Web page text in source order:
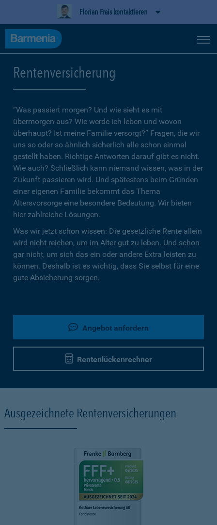
Florian Frais kontaktieren
Rentenversicherung
”Was passiert morgen? Und wie sieht es mit
übermorgen aus? Wie werde ich leben und wovon
überhaupt? Ist meine Familie versorgt?” Fragen, die wir
uns so oder so ähnlich sicherlich alle schon einmal
gestellt haben. Richtige Antworten darauf gibt es nicht.
Wie auch? Schließlich kann niemand wissen, was in der
Zukunft passieren wird. Und spätestens beim Gründen
einer eigenen Familie bekommt das Thema
Altersvorsorge eine besondere Bedeutung. Wir bieten
hier zahlreiche Lösungen.
Was wir jetzt schon wissen: Die gesetzliche Rente allein
wird nicht reichen, um im Alter gut zu leben. Und schon
gar nicht, um sich das ein oder andere Extra leisten zu
können. Deshalb ist es wichtig, dass Sie selbst für eine
gute Absicherung sorgen.
Angebot anfordern
Rentenlückenrechner
Ausgezeichnete Rentenversicherungen